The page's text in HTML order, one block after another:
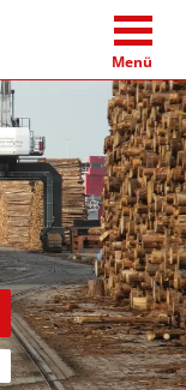
Menü